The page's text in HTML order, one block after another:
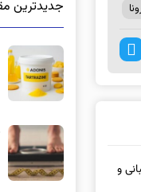
و
جدیدترین